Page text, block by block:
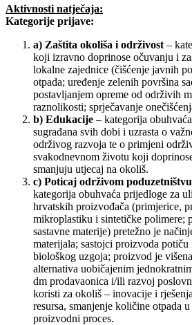
Aktivnosti natječaja:
Kategorije prijave:
a) Zaštita okoliša i održivost –
koji izravno doprinose očuvanju i
lokalne zajednice (čišćenje javnih
otpada; uređenje zelenih površina
postavljanjem opreme od održivih
raznolikosti; sprječavanje
b) Edukacije – kategorija
sugrađana svih dobi i uzrasta o
održivog razvoja te o primjeni
svakodnevnom životu koji
smanjuju utjecaj na okoliš.
c) Poticaj održivom
kategorija obuhvaća prijedloge za
hrvatskih proizvođača (primjerice,
mikroplastiku i sintetičke polimere;
sastavne materije) pretežno je
materijala; sastojci proizvoda
biološkog uzgoja; proizvod je
alternativa uobičajenim
dm prodavaonica i/ili razvoj
koristi za okoliš – inovacije i
resursa, smanjenje količine otpada
proizvodni proces.